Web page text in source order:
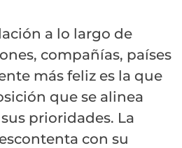
a lo largo de
compañías, países
más feliz es la que
que se alinea
prioridades. La
con su